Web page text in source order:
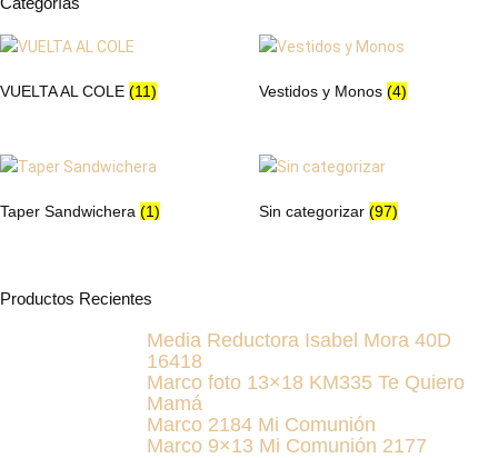
producto
VUELTA AL COLE (11) Vestidos y Monos (4)
Taper Sandwichera (1) Sin categorizar (97)
Productos Recientes
Media Reductora Isabel Mora 40D
16418
Marco foto 13×18 KM335 Te Quiero
Mamá
Marco 2184 Mi Comunión
Marco 9×13 Mi Comunión 2177